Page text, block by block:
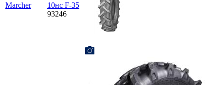
Marcher
10нс F-35
93246